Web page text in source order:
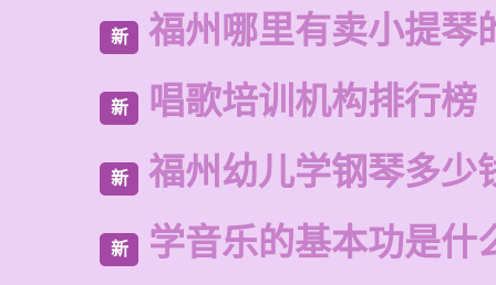
新 福州哪里有卖小提琴
新 唱歌培训机构排行榜
新 福州幼儿学钢琴多少
新 学音乐的基本功是什